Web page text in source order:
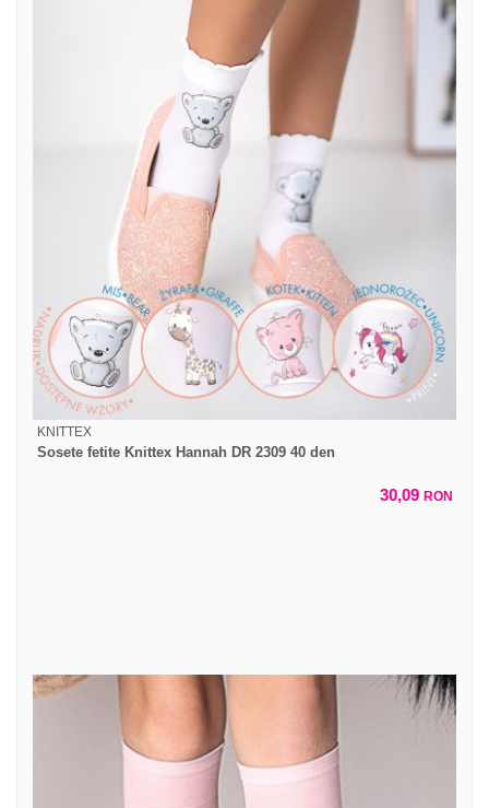
KNITTEX
Sosete fetite Knittex Hannah DR 2309 40 den
30,09 RON